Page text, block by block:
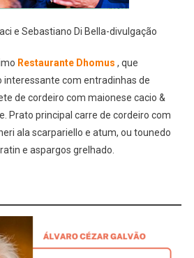
e Sebastiano Di Bella-divulgação
Restaurante Dhomus , que
interessante com entradinhas de
de cordeiro com maionese cacio &
Prato principal carre de cordeiro com
ala scarpariello e atum, ou tounedo
e aspargos grelhado.